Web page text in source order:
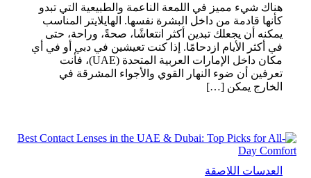
هناك شيء مميز في اللمعة الناعمة والطبيعية التي تبدو
كأنها قادمة من داخل البشرة نفسها. الهايلايتر المناسب
يمكنه أن يجعلك تبدين أكثر انتعاشًا، صحةً، وراحة، حتى
في أكثر الأيام ازدحامًا. إذا كنت تعيشين في دبي أو في أي
مكان داخل الإمارات العربية المتحدة (UAE)، فأنت
تعرفين أن ضوء النهار القوي والأجواء المشرقة في
الخارج يمكن […]
العدسات اللاصقة